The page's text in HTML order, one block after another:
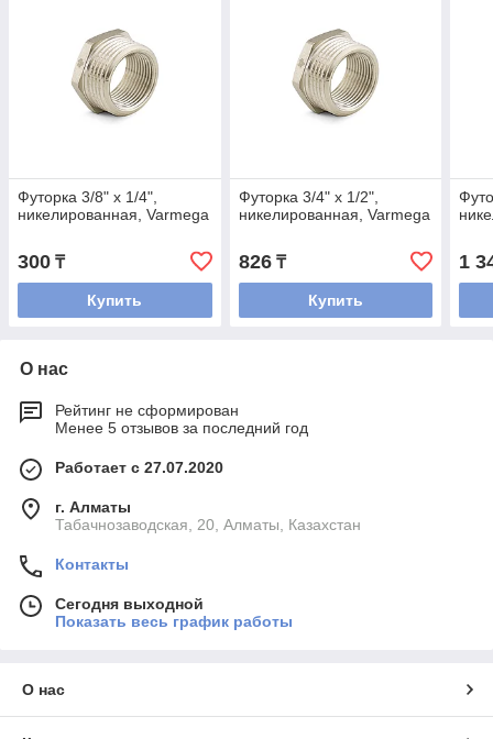
Футорка 3/8" x 1/4",
никелированная, Varmega
300 ₸
Купить
Футорка 3/4" x 1/2",
никелированная, Varmega
826₸
Купить
1
О нас
Рейтинг не сформирован
Менее 5 отзывов за последний год
Работает с 27.07.2020
г. Алматы
Табачнозаводская, 20, Алматы, Казахстан
Контакты
Сегодня выходной
Показать весь график работы
О нас